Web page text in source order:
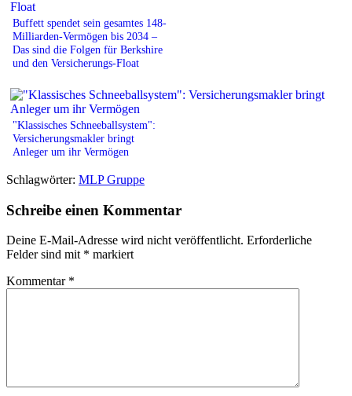
Buffett spendet sein gesamtes 148-
Milliarden-Vermögen bis 2034 –
Das sind die Folgen für Berkshire
und den Versicherungs-Float
"Klassisches Schneeballsystem":
Versicherungsmakler bringt
Anleger um ihr Vermögen
Schlagwörter: MLP Gruppe
Schreibe einen Kommentar
Deine E-Mail-Adresse wird nicht veröffentlicht. Erforderliche
Felder sind mit * markiert
Kommentar *